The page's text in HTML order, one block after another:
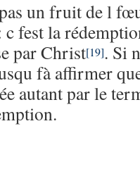
un fruit de l
fest la
par Christ[19]. Si
fà affirmer
autant par le